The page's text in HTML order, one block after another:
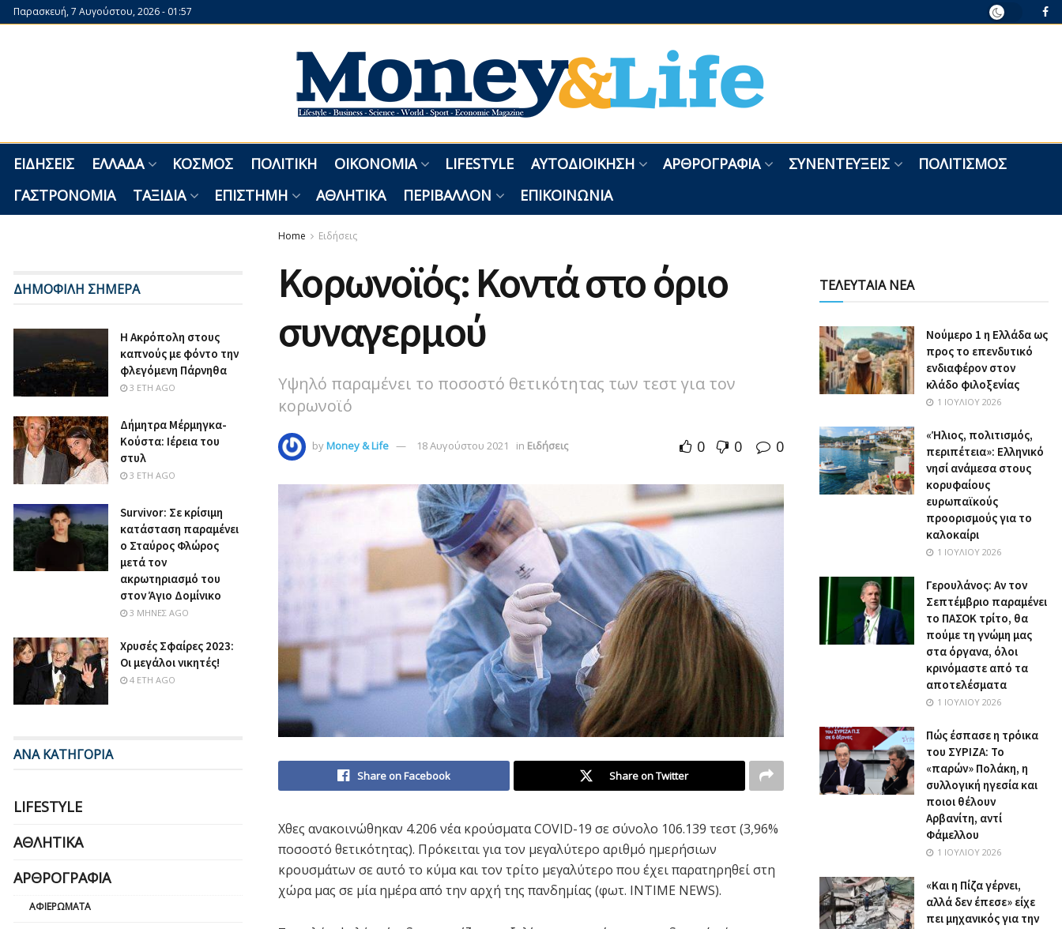
Παρασκευή, 7 Αυγούστου, 2026 - 01:57
ΕΙΔΉΣΕΙΣ ΕΛΛΆΔΑ ΚΌΣΜΟΣ ΠΟΛΙΤΙΚΉ ΟΙΚΟΝΟΜΊΑ LIFESTYLE ΑΥΤΟΔΙΟΊΚΗΣΗ ΑΡΘΡΟΓΡΑΦΊΑ ΣΥΝΕΝΤΕΎΞΕΙΣ
ΠΟΛΙΤΙΣΜΌΣ
ΓΑΣΤΡΟΝΟΜΊΑ
ΤΑΞΊΔΙΑ ΕΠΙΣΤΉΜΗ ΑΘΛΗΤΙΚΆ ΠΕΡΙΒΆΛΛΟΝ ΕΠΙΚΟΙΝΩΝΊΑ
Home Ειδήσεις
Κορωνοϊός: Κοντά στο όριο
συναγερμού
Υψηλό παραμένει το ποσοστό θετικότητας των τεστ για τον
κορωνοϊό
byMoney & Life 18 Αυγούστου 2021 in Ειδήσεις 0 0 0
Share on Facebook Share on Twitter
Χθες ανακοινώθηκαν 4.206 νέα κρούσματα COVID-19 σε σύνολο 106.139 τεστ (3,96%
ποσοστό θετικότητας). Πρόκειται για τον μεγαλύτερο αριθμό ημερήσιων
κρουσμάτων σε αυτό το κύμα και τον τρίτο μεγαλύτερο που έχει παρατηρηθεί στη
χώρα μας σε μία ημέρα από την αρχή της πανδημίας (φωτ. INTIME NEWS).
ΔΗΜΟΦΙΛΗ ΣΗΜΕΡΑ
Η Ακρόπολη στους
καπνούς με φόντο την
φλεγόμενη Πάρνηθα
3 ΈΤΗ AGO
Δήμητρα Μέρμηγκα-
Κούστα: Ιέρεια του
στυλ
3 ΈΤΗ AGO
Survivor: Σε κρίσιμη
κατάσταση παραμένει
ο Σταύρος Φλώρος
μετά τον
ακρωτηριασμό του
στον Άγιο Δομίνικο
3 ΜΉΝΕΣ AGO
Χρυσές Σφαίρες 2023:
Οι μεγάλοι νικητές!
4 ΈΤΗ AGO
ΑΝΑ ΚΑΤΗΓΟΡΙΑ
LIFESTYLE
ΑΘΛΗΤΙΚΆ
ΑΡΘΡΟΓΡΑΦΊΑ
ΑΦΙΕΡΏΜΑΤΑ
ΤΕΛΕΥΤΑΙΑ ΝΕΑ
Nούμερο 1 η Ελλάδα ως
προς το επενδυτικό
ενδιαφέρον στον
κλάδο φιλοξενίας
1 ΙΟΥΛΊΟΥ 2026
«Ήλιος, πολιτισμός,
περιπέτεια»: Ελληνικό
νησί ανάμεσα στους
κορυφαίους
ευρωπαϊκούς
προορισμούς για το
καλοκαίρι
1 ΙΟΥΛΊΟΥ 2026
Γερουλάνος: Αν τον
Σεπτέμβριο παραμένει
το ΠΑΣΟΚ τρίτο, θα
πούμε τη γνώμη μας
στα όργανα, όλοι
κρινόμαστε από τα
αποτελέσματα
1 ΙΟΥΛΊΟΥ 2026
Πώς έσπασε η τρόικα
του ΣΥΡΙΖΑ: Το
«παρών» Πολάκη, η
συλλογική ηγεσία και
ποιοι θέλουν
Αρβανίτη, αντί
Φάμελλου
1 ΙΟΥΛΊΟΥ 2026
«Και η Πίζα γέρνει,
αλλά δεν έπεσε» είχε
πει μηχανικός για την